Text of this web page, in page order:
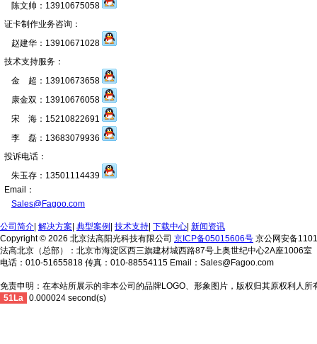
陈文帅：13910675058
证卡制作业务咨询：
赵建华：13910671028
技术支持服务：
金 超：13910673658
康金双：13910676058
宋 海：15210822691
李 磊：13683079936
投诉电话：
朱玉存：13501114439
Email：
Sales@Fagoo.com
公司简介 解决方案 典型案例 技术支持 下载中心 新闻资讯
Copyright © 2026 北京法高阳光科技有限公司 京ICP备05015606号 京公网安备
法高北京（总部）：北京市海淀区西三旗建材城西路87号上奥世纪中心2A座1006室
电话：010-51655818 传真：010-88554115 Email：Sales@Fagoo.com
免责申明：在本站所展示的非本公司的品牌LOGO、形象图片，版权归其原权利人所
51La 0.000024 second(s)